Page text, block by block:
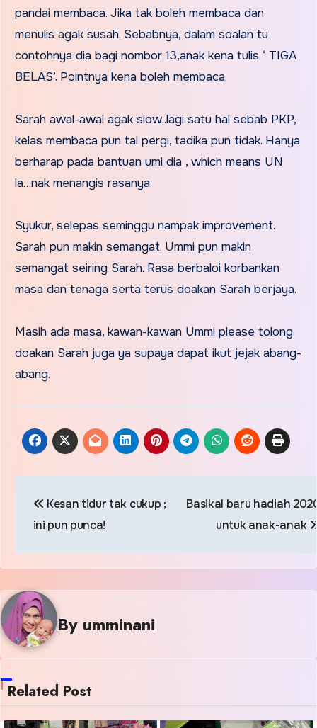
pandai membaca. Jika tak boleh membaca dan
menulis agak susah. Sebabnya, dalam soalan tu
contohnya dia bagi nombor 13,anak kena tulis ‘ TIGA
BELAS’. Pointnya kena boleh membaca.
Sarah awal-awal agak slow..lagi satu hal sebab PKP,
kelas membaca pun tal pergi, tadika pun tidak. Hanya
berharap pada bantuan umi dia , which means UN
la…nak menangis rasanya.
Syukur, selepas seminggu nampak improvement.
Sarah pun makin semangat. Ummi pun makin
semangat seiring Sarah. Rasa berbaloi korbankan
masa dan tenaga serta terus doakan Sarah berjaya.
Masih ada masa, kawan-kawan Ummi please tolong
doakan Sarah juga ya supaya dapat ikut jejak abang-
abang.
navigation
Kesan tidur tak cukup ;
ini pun punca!
Basikal baru hadiah
untuk anak-anak
By umminani
Related Post